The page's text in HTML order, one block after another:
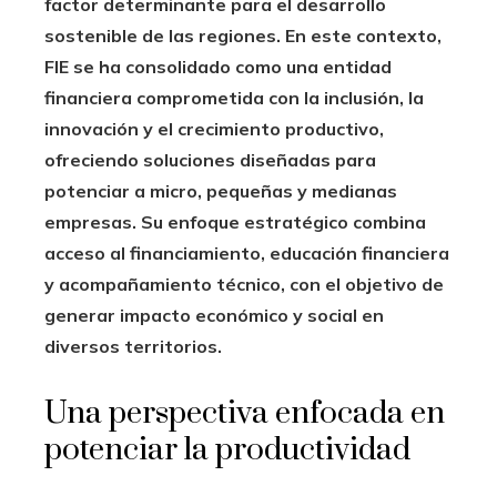
sostenible de las regiones. En este contexto,
FIE se ha consolidado como una entidad
financiera comprometida con la inclusión, la
innovación y el crecimiento productivo,
ofreciendo soluciones diseñadas para
potenciar a micro, pequeñas y medianas
empresas. Su enfoque estratégico combina
acceso al financiamiento, educación financiera
y acompañamiento técnico, con el objetivo de
generar impacto económico y social en
diversos territorios.
Una perspectiva enfocada en
potenciar la productividad